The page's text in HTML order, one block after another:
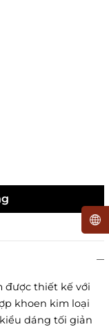
được thiết kế với
khoen kim loại
dáng tối giản